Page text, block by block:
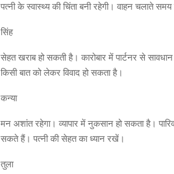
पत्नी के स्वास्थ्य की चिंता बनी रहेगी। वाहन चलाते समय
सिंह
सेहत खराब हो सकती है। कारोबार में पार्टनर से
किसी बात को लेकर विवाद हो सकता है।
कन्या
मन अशांत रहेगा। व्यापार में नुकसान हो सकता है।
सकते हैं। पत्नी की सेहत का ध्यान रखें।
तुला